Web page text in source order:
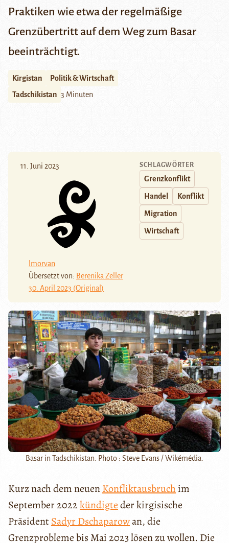
Praktiken wie etwa der regelmäßige
Grenzübertritt auf dem Weg zum Basar
beeinträchtigt.
Kirgistan
Politik & Wirtschaft
Tadschikistan 3 Minuten
11. Juni 2023
lmorvan
Übersetzt von: Berenika Zeller
30. April 2023 (Original)
SCHLAGWÖRTER
Grenzkonflikt
Handel Konflikt
Migration
Wirtschaft
Basar in Tadschikistan. Photo : Steve Evans / Wikémédia.
Kurz nach dem neuenKonfliktausbruch im
September 2022kündigteder kirgisische
PräsidentSadyr Dschaparowan, die
Grenzprobleme bis Mai 2023 lösen zu wollen. Die